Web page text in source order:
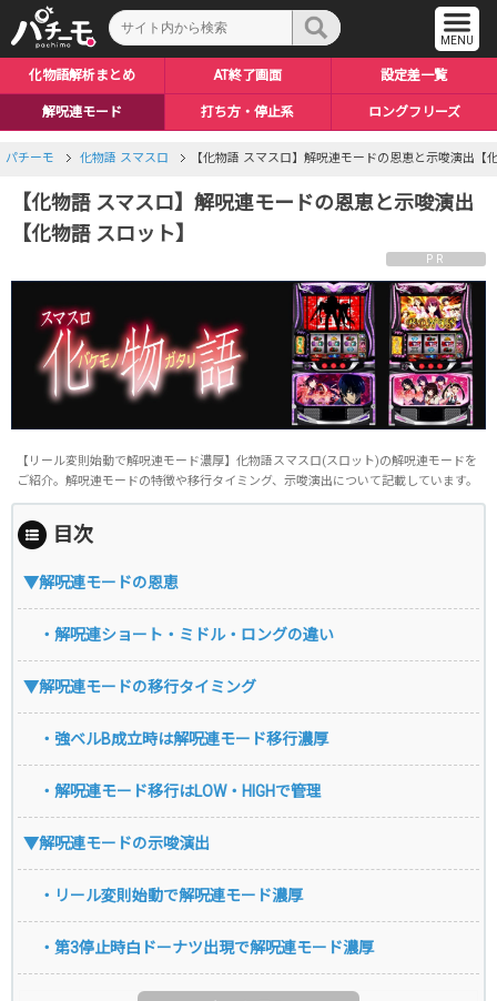
化物語解析まとめ AT終了画面 設定差一覧
解呪連モード 打ち方・停止系 ロングフリーズ
やめどき 朝一リセット アイキャッチ
天井・期待値 解呪ノ儀 AT性能
倍倍チャンス ハッピーリンク 上位AT
パチーモ 化物語 スマスロ 【化物語 スマスロ】解呪連モードの恩恵と示唆演出【
【化物語 スマスロ】解呪連モードの恩恵と示唆演出
【化物語 スロット】
PR
【リール変則始動で解呪連モード濃厚】化物語スマスロ(スロット)の解呪連モードを
ご紹介。解呪連モードの特徴や移行タイミング、示唆演出について記載しています。
目次
▼解呪連モードの恩恵
・解呪連ショート・ミドル・ロングの違い
▼解呪連モードの移行タイミング
・強ベルB成立時は解呪連モード移行濃厚
・解呪連モード移行はLOW・HIGHで管理
▼解呪連モードの示唆演出
・リール変則始動で解呪連モード濃厚
・第3停止時白ドーナツ出現で解呪連モード濃厚